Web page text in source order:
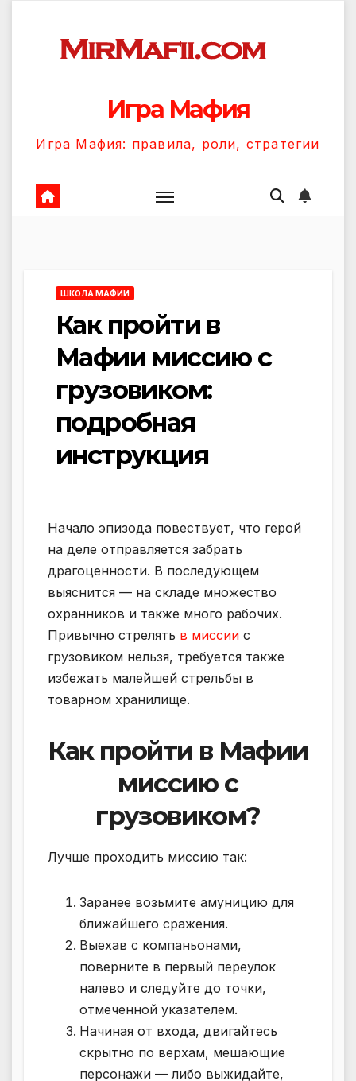
содержанию
Игра Мафия
Игра Мафия: правила, роли, стратегии
ШКОЛА МАФИИ
Как пройти в
Мафии миссию с
грузовиком:
подробная
инструкция
Начало эпизода повествует, что герой
на деле отправляется забрать
драгоценности. В последующем
выяснится — на складе множество
охранников и также много рабочих.
Привычно стрелять в миссии с
грузовиком нельзя, требуется также
избежать малейшей стрельбы в
товарном хранилище.
Как пройти в Мафии
миссию с
грузовиком?
Лучше проходить миссию так:
Заранее возьмите амуницию для
ближайшего сражения.
Выехав с компаньонами,
поверните в первый переулок
налево и следуйте до точки,
отмеченной указателем.
Начиная от входа, двигайтесь
скрытно по верхам, мешающие
персонажи — либо выжидайте,